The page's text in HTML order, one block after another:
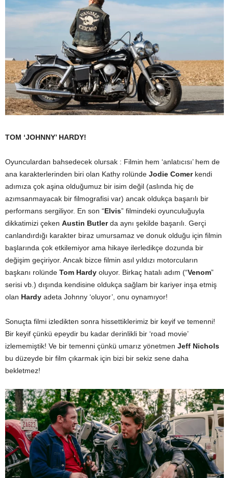
TOM ‘JOHNNY’ HARDY!
Oyunculardan bahsedecek olursak : Filmin hem ‘anlatıcısı’ hem de
ana karakterlerinden biri olan Kathy rolünde Jodie Comerkendi
adımıza çok aşina olduğumuz bir isim değil (aslında hiç de
azımsanmayacak bir filmografisi var) ancak oldukça başarılı bir
performans sergiliyor. En son “Elvis” filmindeki oyunculuğuyla
dikkatimizi çeken Austin Butlerda aynı şekilde başarılı. Gerçi
canlandırdığı karakter biraz umursamaz ve donuk olduğu için filmin
başlarında çok etkilemiyor ama hikaye ilerledikçe dozunda bir
değişim geçiriyor. Ancak bizce filmin asıl yıldızı motorcuların
başkanı rolünde Tom Hardy oluyor. Birkaç hatalı adım (“Venom”
serisi vb.) dışında kendisine oldukça sağlam bir kariyer inşa etmiş
olan Hardy adeta Johnny ‘oluyor’, onu oynamıyor!
Sonuçta filmi izledikten sonra hissettiklerimiz bir keyif ve temenni!
Bir keyif çünkü epeydir bu kadar derinlikli bir ‘road movie’
izlememiştik! Ve bir temenni çünkü umarız yönetmen Jeff Nichols
bu düzeyde bir film çıkarmak için bizi bir sekiz sene daha
bekletmez!